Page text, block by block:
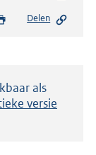
Delen
als
versie